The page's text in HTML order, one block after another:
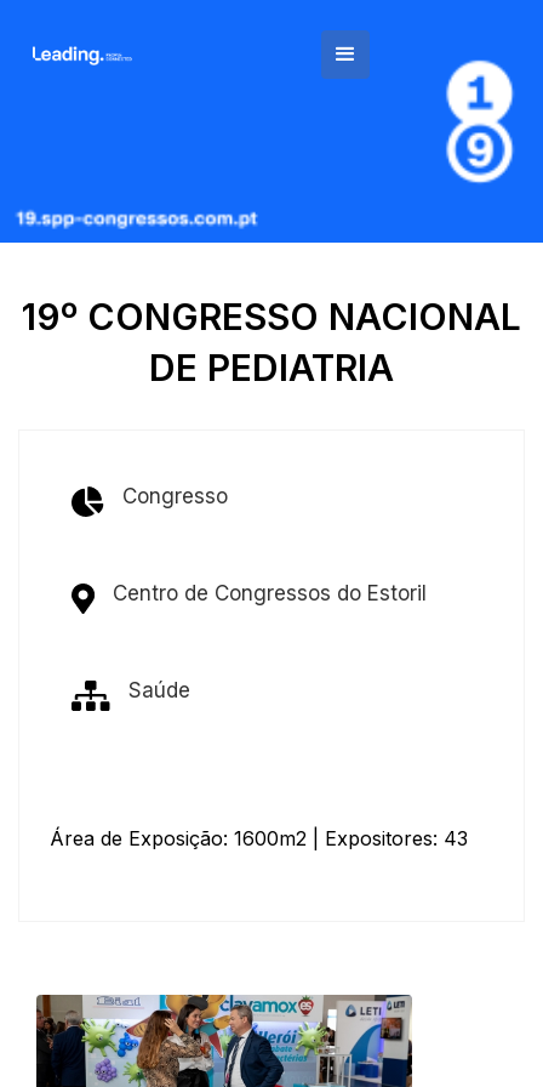
19º CONGRESSO NACIONAL
DE PEDIATRIA
Congresso
Centro de Congressos do Estoril
Saúde
Área de Exposição: 1600m2 | Expositores: 43